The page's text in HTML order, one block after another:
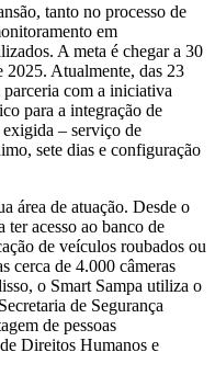
tanto no processo de
em
A meta é chegar a 30
2025. Atualmente, das 23
com a iniciativa
para a integração de
exigida – serviço de
sete dias e configuração
área de atuação. Desde o
ter acesso ao banco de
de veículos roubados ou
cerca de 4.000 câmeras
o Smart Sampa utiliza o
de Segurança
de pessoas
Direitos Humanos e